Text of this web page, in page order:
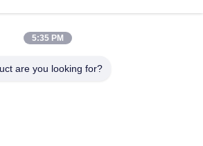
Plastic Products Co., Ltd.
5:35 PM
are you looking for?